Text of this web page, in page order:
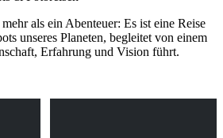
als ein Abenteuer: Es ist eine Reise
unseres Planeten, begleitet von einem
Erfahrung und Vision führt.